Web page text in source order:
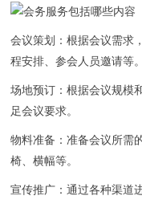
新闻动态
会议学院
关于我们
联系我们
会议策划 ：根据会议需求
程安排、参会人员邀请等。
场地预订：根据会议规模
足会议要求。
物料准备：准备会议所需
椅、横幅等。
宣传推广：通过各种渠道